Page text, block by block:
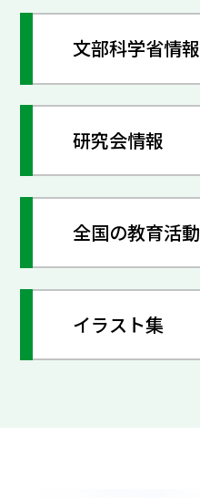
文部科学省情報
研究会情報
全国の教育活動
イラスト集